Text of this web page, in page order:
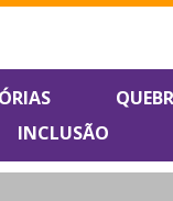
INCLUSÃO